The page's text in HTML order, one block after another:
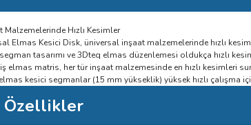
Hızlı Kesimler
Elmas Kesici Disk, üniversal inşaat malzemelerinde hızlı
tasarımı ve 3Dteq elmas düzenlemesi oldukça hızlı
elmas matris, her tür inşaat malzemesinde en hızlı kesimleri
kesici segmanlar (15 mm yükseklik) yüksek hızlı çalışma
Özellikler